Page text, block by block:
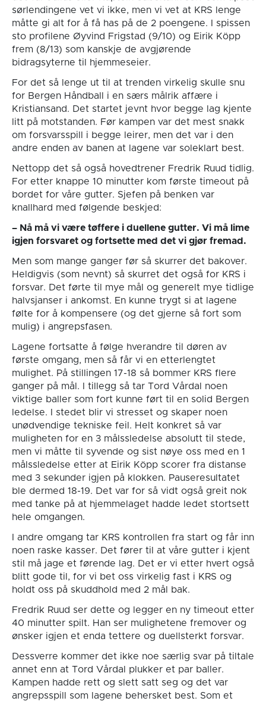
sørlendingene vet vi ikke, men vi vet at KRS lenge
måtte gi alt for å få has på de 2 poengene. I spissen
sto profilene Øyvind Frigstad (9/10) og Eirik Köpp
frem (8/13) som kanskje de avgjørende
bidragsyterne til hjemmeseier.
For det så lenge ut til at trenden virkelig skulle snu
for Bergen Håndball i en særs målrik affære i
Kristiansand. Det startet jevnt hvor begge lag kjente
litt på motstanden. Før kampen var det mest snakk
om forsvarsspill i begge leirer, men det var i den
andre enden av banen at lagene var soleklart best.
Nettopp det så også hovedtrener Fredrik Ruud tidlig.
For etter knappe 10 minutter kom første timeout på
bordet for våre gutter. Sjefen på benken var
knallhard med følgende beskjed:
– Nå må vi være tøffere i duellene gutter. Vi må lime
igjen forsvaret og fortsette med det vi gjør fremad.
Men som mange ganger før så skurrer det bakover.
Heldigvis (som nevnt) så skurret det også for KRS i
forsvar. Det førte til mye mål og generelt mye tidlige
halvsjanser i ankomst. En kunne trygt si at lagene
følte for å kompensere (og det gjerne så fort som
mulig) i angrepsfasen.
Lagene fortsatte å følge hverandre til døren av
første omgang, men så får vi en etterlengtet
mulighet. På stillingen 17-18 så bommer KRS flere
ganger på mål. I tillegg så tar Tord Vårdal noen
viktige baller som fort kunne ført til en solid Bergen
ledelse. I stedet blir vi stresset og skaper noen
unødvendige tekniske feil. Helt konkret så var
muligheten for en 3 målssledelse absolutt til stede,
men vi måtte til syvende og sist nøye oss med en 1
målssledelse etter at Eirik Köpp scorer fra distanse
med 3 sekunder igjen på klokken. Pauseresultatet
ble dermed 18-19. Det var for så vidt også greit nok
med tanke på at hjemmelaget hadde ledet stortsett
hele omgangen.
I andre omgang tar KRS kontrollen fra start og får inn
noen raske kasser. Det fører til at våre gutter i kjent
stil må jage et førende lag. Det er vi etter hvert også
blitt gode til, for vi bet oss virkelig fast i KRS og
holdt oss på skuddhold med 2 mål bak.
Fredrik Ruud ser dette og legger en ny timeout etter
40 minutter spilt. Han ser mulighetene fremover og
ønsker igjen et enda tettere og duellsterkt forsvar.
Dessverre kommer det ikke noe særlig svar på tiltale
annet enn at Tord Vårdal plukker et par baller.
Kampen hadde rett og slett satt seg og det var
angrepsspill som lagene behersket best. Som et